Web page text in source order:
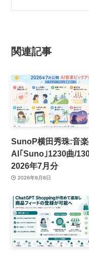
関連記事
SunoP横田秀珠:音
AI｢Suno｣1230曲/
2026年7月分
2026年8月8日